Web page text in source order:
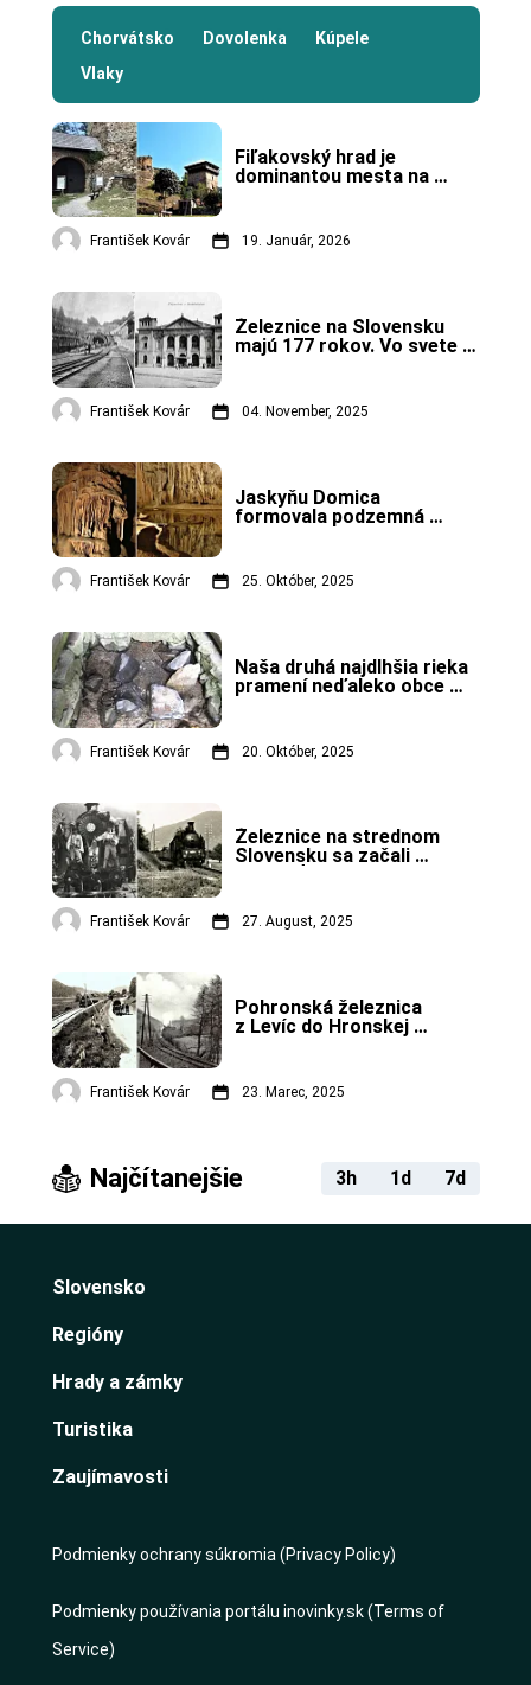
Chorvátsko Dovolenka
Kúpele
Vlaky
Fiľakovský hrad je
dominantou mesta na
František Kovár 19. Január, 2026
Železnice na Slovensku
majú 177 rokov. Vo svete
František Kovár 04. November, 2025
Jaskyňu Domica
formovala podzemná
František Kovár 25. Október, 2025
Naša druhá najdlhšia rieka
pramení neďaleko obce
František Kovár 20. Október, 2025
Železnice na strednom
Slovensku sa začali
František Kovár 27. August, 2025
Pohronská železnica
z Levíc do Hronskej
František Kovár 23. Marec, 2025
Najčítanejšie 3h 1d 7d
Slovensko
Regióny
Hrady a zámky
Turistika
Zaujímavosti
Podmienky ochrany súkromia (Privacy Policy)
Podmienky používania portálu inovinky.sk (Terms of
Service)